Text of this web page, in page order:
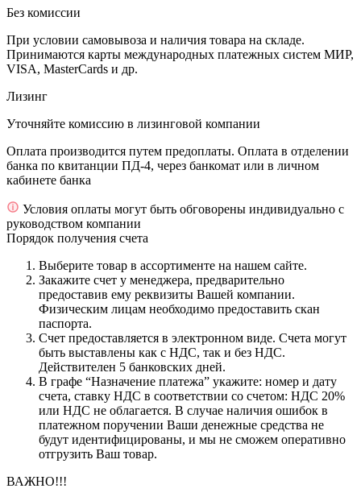
Без комиссии
При условии самовывоза и наличия товара на складе.
Принимаются карты международных платежных систем МИР,
VISA, MasterCards и др.
Лизинг
Уточняйте комиссию в лизинговой компании
Оплата производится путем предоплаты. Оплата в отделении
банка по квитанции ПД-4, через банкомат или в личном
кабинете банка
Условия оплаты могут быть обговорены индивидуально с
руководством компании
Порядок получения счета
Выберите товар в ассортименте на нашем сайте.
Закажите счет у менеджера, предварительно
предоставив ему реквизиты Вашей компании.
Физическим лицам необходимо предоставить скан
паспорта.
Счет предоставляется в электронном виде. Счета могут
быть выставлены как с НДС, так и без НДС.
Действителен 5 банковских дней.
В графе “Назначение платежа” укажите: номер и дату
счета, ставку НДС в соответствии со счетом: НДС 20%
или НДС не облагается. В случае наличия ошибок в
платежном поручении Ваши денежные средства не
будут идентифицированы, и мы не сможем оперативно
отгрузить Ваш товар.
ВАЖНО!!!